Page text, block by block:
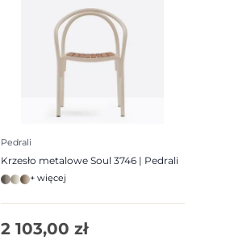
Pedrali
Krzesło metalowe Soul 3746 | Pedrali
+ więcej
2 103,00 zł